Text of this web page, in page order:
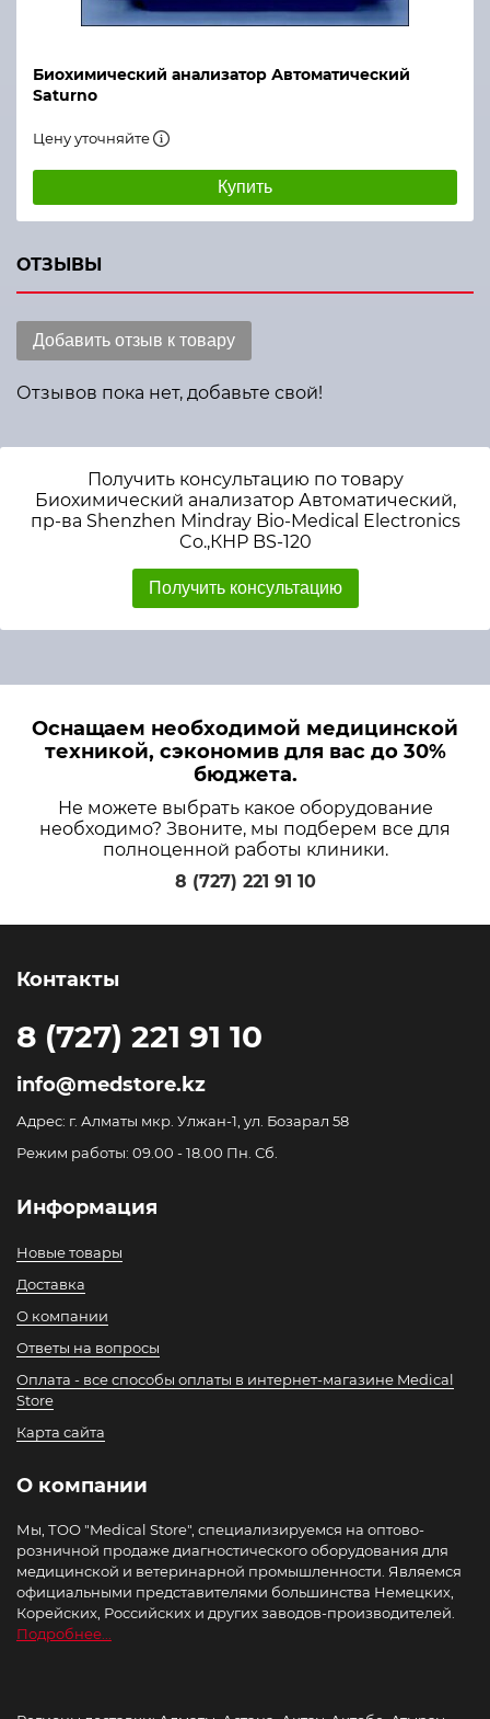
Биохимический анализатор Автоматический
Saturno
Цену уточняйте
Купить
ОТЗЫВЫ
Добавить отзыв к товару
Отзывов пока нет, добавьте свой!
Получить консультацию по товару
Биохимический анализатор Автоматический,
пр-ва Shenzhen Mindray Bio-Medical Electronics
Co.,КНР BS-120
Получить консультацию
Оснащаем необходимой медицинской
техникой, сэкономив для вас до 30%
бюджета.
Не можете выбрать какое оборудование
необходимо? Звоните, мы подберем все для
полноценной работы клиники.
8 (727) 221 91 10
Контакты
8 (727) 221 91 10
info@medstore.kz
Адрес: г. Алматы мкр. Улжан-1, ул. Бозарал 58
Режим работы: 09.00 - 18.00 Пн. Сб.
Информация
Новые товары
Доставка
О компании
Ответы на вопросы
Оплата - все способы оплаты в интернет-магазине Medical
Store
Карта сайта
О компании
Мы, ТОО "Medical Store", специализируемся на оптово-
розничной продаже диагностического оборудования для
медицинской и ветеринарной промышленности. Являемся
официальными представителями большинства Немецких,
Корейских, Российских и других заводов-производителей.
Подробнее...